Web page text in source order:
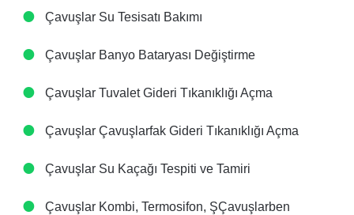
Çavuşlar Su Tesisatı Bakımı
Çavuşlar Banyo Bataryası Değiştirme
Çavuşlar Tuvalet Gideri Tıkanıklığı Açma
Çavuşlar Çavuşlarfak Gideri Tıkanıklığı Açma
Çavuşlar Su Kaçağı Tespiti ve Tamiri
Çavuşlar Kombi, Termosifon, ŞÇavuşlarben